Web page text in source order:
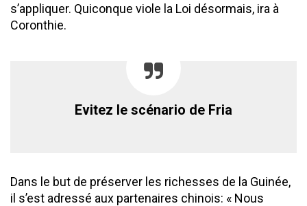
s’appliquer. Quiconque viole la Loi désormais, ira à
Coronthie.
Evitez le scénario de Fria
Dans le but de préserver les richesses de la Guinée,
il s’est adressé aux partenaires chinois: « Nous